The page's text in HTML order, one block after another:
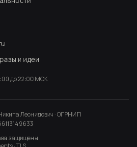
и идеи
до 22:00 МСК
Леонидович · ОГРНИП
защищены.